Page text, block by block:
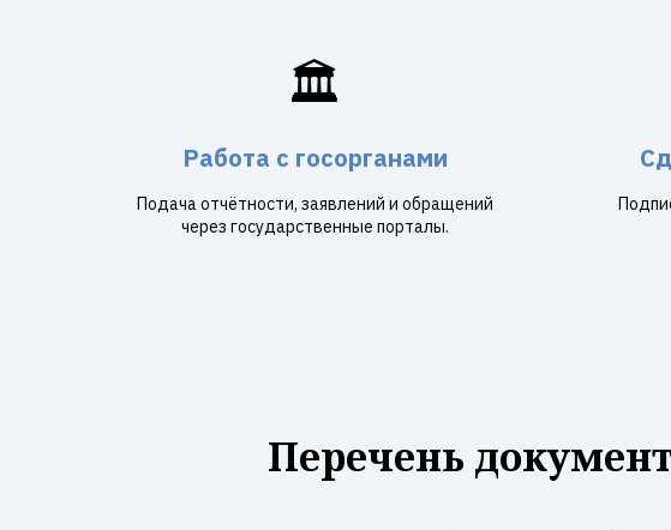
🏛️
Работа с госорганами
Подача отчётности, заявлений и обращений
через государственные порталы.
Перечень